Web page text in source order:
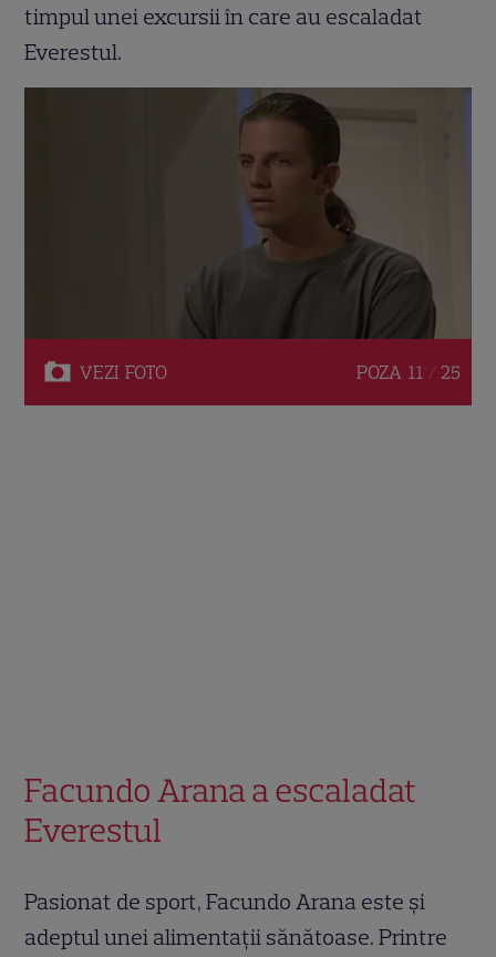
timpul unei excursii în care au escaladat
Everestul.
VEZI FOTO POZA 11 / 25
Facundo Arana a escaladat
Everestul
Pasionat de sport, Facundo Arana este și
adeptul unei alimentații sănătoase. Printre